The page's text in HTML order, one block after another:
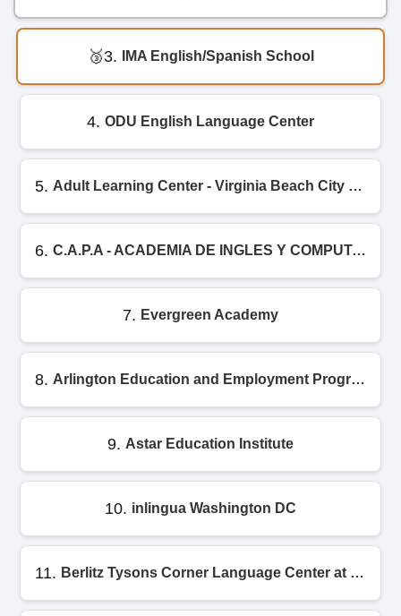
3. IMA English/Spanish School
4. ODU English Language Center
5. Adult Learning Center - Virginia Beach City Public Schools
6. C.A.P.A - ACADEMIA DE INGLES Y COMPUTACION
7. Evergreen Academy
8. Arlington Education and Employment Program (REEP)
9. Astar Education Institute
10. inlingua Washington DC
11. Berlitz Tysons Corner Language Center at Regus